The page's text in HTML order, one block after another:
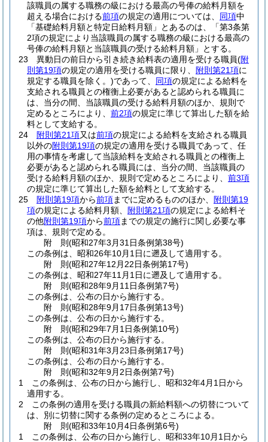
該職員の属する職務の級における最高の号俸の給料月額を
超える場合における前項の規定の適用については、 同項中
「基礎給料月額と特定日給料月額」とあるのは、「第3条第
2項の規定により当該職員の属する職務の級における最高の
号俸の給料月額と当該職員の受ける給料月額」とする。
23
異動日の前日から引き続き給料表の適用を受ける職員(附
則第19項の規定の適用を受ける職員に限り、 附則第21項に
規定する職員を除く。)であって、 同項の規定による給料を
支給される職員との権衡上必要があると認められる職員に
は、当分の間、当該職員の受ける給料月額のほか、規則で
定めるところにより、 前2項の規定に準じて算出した額を給
料として支給する。
24
附則第21項又は前項の規定による給料を支給される職員
以外の附則第19項の規定の適用を受ける職員であって、任
用の事情を考慮して当該給料を支給される職員との権衡上
必要があると認められる職員には、当分の間、当該職員の
受ける給料月額のほか、規則で定めるところにより、 前3項
の規定に準じて算出した額を給料として支給する。
25
附則第19項から前項までに定めるもののほか、
附則第19
項の規定による給料月額、 附則第21項の規定による給料そ
の他附則第19項から前項までの規定の施行に関し必要な事
項は、規則で定める。
附 則(昭和27年3月31日条例第38号)
この条例は、昭和26年10月1日に遡及して適用する。
附 則(昭和27年12月22日条例第17号)
この条例は、昭和27年11月1日に遡及して適用する。
附 則(昭和28年9月11日条例第7号)
この条例は、公布の日から施行する。
附 則(昭和28年9月17日条例第13号)
この条例は、公布の日から施行する。
附 則(昭和29年7月1日条例第10号)
この条例は、公布の日から施行する。
附 則(昭和31年3月23日条例第17号)
この条例は、公布の日から施行する。
附 則(昭和32年9月2日条例第7号)
1
この条例は、公布の日から施行し、昭和32年4月1日から
適用する。
2
この条例の適用を受ける職員の新給料額への切替について
は、別に切替に関する条例の定めるところによる。
附 則(昭和33年10月4日条例第6号)
1
この条例は、公布の日から施行し、昭和33年10月1日から